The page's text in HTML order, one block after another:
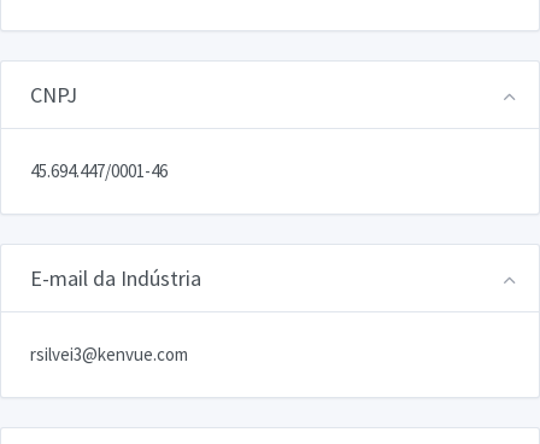
CNPJ
45.694.447/0001-46
E-mail da Indústria
rsilvei3@kenvue.com